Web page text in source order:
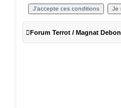
Forum Terrot / Magnat Debon